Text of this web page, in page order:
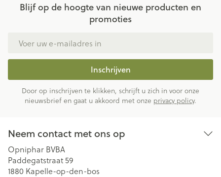
Blijf op de hoogte van nieuwe producten en
promoties
Inschrijven
Door op inschrijven te klikken, schrijft u zich in voor onze
nieuwsbrief en gaat u akkoord met onze privacy policy.
Neem contact met ons op
Opniphar BVBA
Paddegatstraat 59
1880 Kapelle-op-den-bos